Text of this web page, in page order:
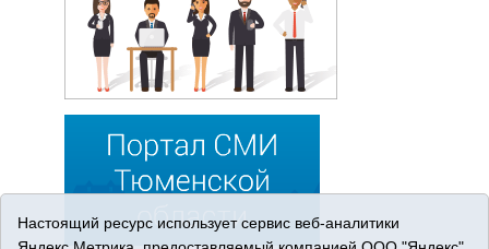
Настоящий ресурс использует сервис веб-аналитики